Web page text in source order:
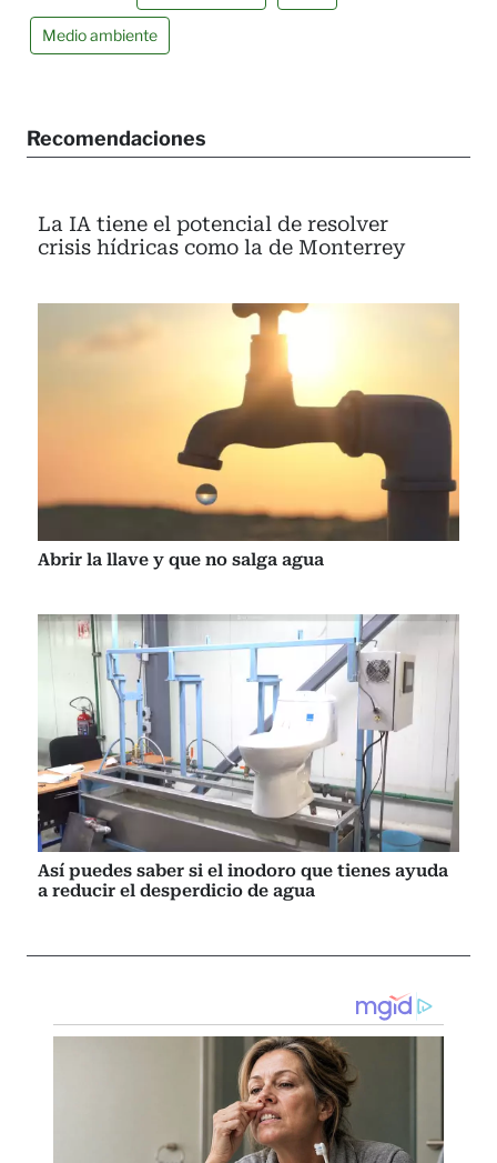
Medio ambiente
Recomendaciones
La IA tiene el potencial de resolver
crisis hídricas como la de Monterrey
Abrir la llave y que no salga agua
Así puedes saber si el inodoro que tienes ayuda
a reducir el desperdicio de agua